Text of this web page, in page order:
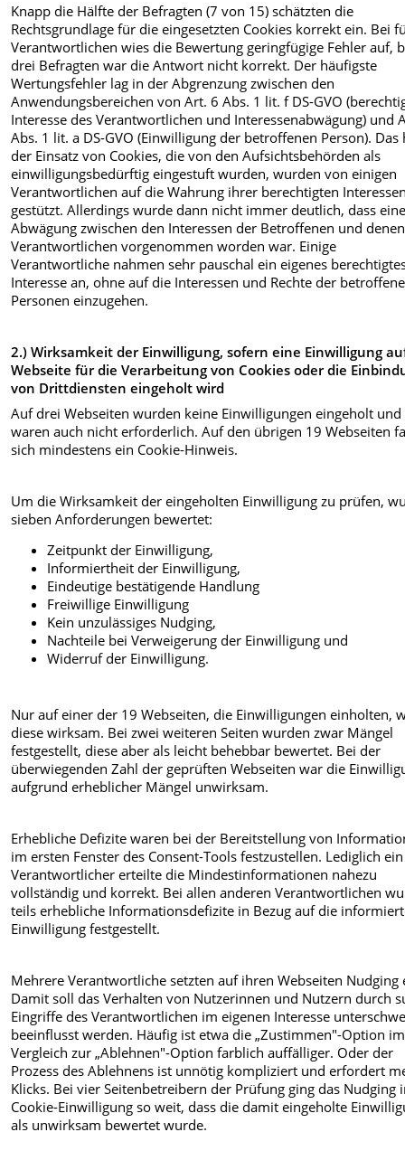
Knapp die Hälfte der Befragten (7 von 15) schätzten die
Rechtsgrundlage für die eingesetzten Cookies korrekt ein. Bei
Verantwortlichen wies die Bewertung geringfügige Fehler auf,
drei Befragten war die Antwort nicht korrekt. Der häufigste
Wertungsfehler lag in der Abgrenzung zwischen den
Anwendungsbereichen von Art. 6 Abs. 1 lit. f DS-GVO
Interesse des Verantwortlichen und Interessenabwägung) und
Abs. 1 lit. a DS-GVO (Einwilligung der betroffenen Person). Das
der Einsatz von Cookies, die von den Aufsichtsbehörden als
einwilligungsbedürftig eingestuft wurden, wurden von einigen
Verantwortlichen auf die Wahrung ihrer berechtigten
gestützt. Allerdings wurde dann nicht immer deutlich, dass
Abwägung zwischen den Interessen der Betroffenen und
Verantwortlichen vorgenommen worden war. Einige
Verantwortliche nahmen sehr pauschal ein eigenes
Interesse an, ohne auf die Interessen und Rechte der
Personen einzugehen.
2.) Wirksamkeit der Einwilligung, sofern eine Einwilligung
Webseite für die Verarbeitung von Cookies oder die
von Drittdiensten eingeholt wird
Auf drei Webseiten wurden keine Einwilligungen eingeholt und
waren auch nicht erforderlich. Auf den übrigen 19 Webseiten
sich mindestens ein Cookie-Hinweis.
Um die Wirksamkeit der eingeholten Einwilligung zu prüfen,
sieben Anforderungen bewertet:
Zeitpunkt der Einwilligung,
Informiertheit der Einwilligung,
Eindeutige bestätigende Handlung
Freiwillige Einwilligung
Kein unzulässiges Nudging,
Nachteile bei Verweigerung der Einwilligung und
Widerruf der Einwilligung.
Nur auf einer der 19 Webseiten, die Einwilligungen einholten,
diese wirksam. Bei zwei weiteren Seiten wurden zwar Mängel
festgestellt, diese aber als leicht behebbar bewertet. Bei der
überwiegenden Zahl der geprüften Webseiten war die
aufgrund erheblicher Mängel unwirksam.
Erhebliche Defizite waren bei der Bereitstellung von
im ersten Fenster des Consent-Tools festzustellen. Lediglich ein
Verantwortlicher erteilte die Mindestinformationen nahezu
vollständig und korrekt. Bei allen anderen Verantwortlichen
teils erhebliche Informationsdefizite in Bezug auf die
Einwilligung festgestellt.
Mehrere Verantwortliche setzten auf ihren Webseiten Nudging
Damit soll das Verhalten von Nutzerinnen und Nutzern durch
Eingriffe des Verantwortlichen im eigenen Interesse
beeinflusst werden. Häufig ist etwa die „Zustimmen"-Option im
Vergleich zur „Ablehnen"-Option farblich auffälliger. Oder der
Prozess des Ablehnens ist unnötig kompliziert und erfordert
Klicks. Bei vier Seitenbetreibern der Prüfung ging das Nudging
Cookie-Einwilligung so weit, dass die damit eingeholte
als unwirksam bewertet wurde.